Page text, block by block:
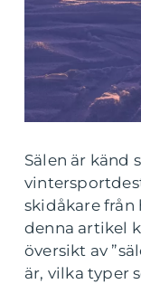
Sälen är känd
skidåkare från
denna artikel
översikt av
är, vilka typer